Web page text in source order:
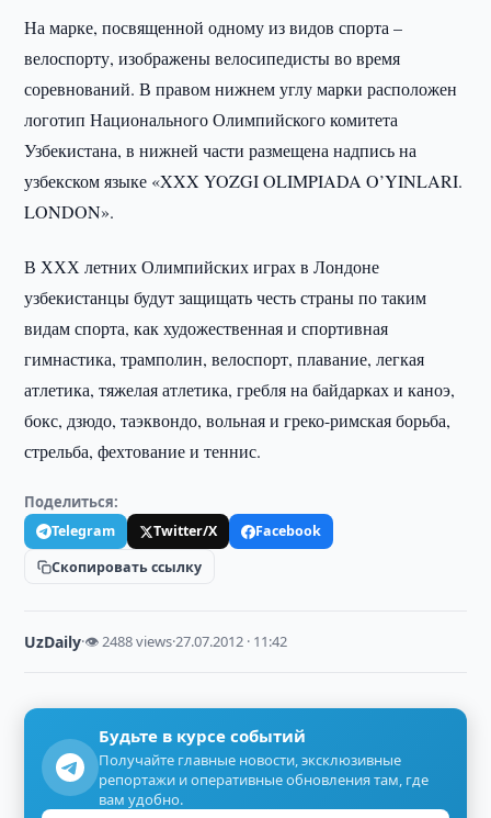
На марке, посвященной одному из видов спорта –
велоспорту, изображены велосипедисты во время
соревнований. В правом нижнем углу марки расположен
логотип Национального Олимпийского комитета
Узбекистана, в нижней части размещена надпись на
узбекском языке «XXX YOZGI OLIMPIADA O’YINLARI.
LONDON».
В ХХХ летних Олимпийских играх в Лондоне
узбекистанцы будут защищать честь страны по таким
видам спорта, как художественная и спортивная
гимнастика, трамполин, велоспорт, плавание, легкая
атлетика, тяжелая атлетика, гребля на байдарках и каноэ,
бокс, дзюдо, таэквондо, вольная и греко-римская борьба,
стрельба, фехтование и теннис.
Поделиться:
Telegram Twitter/X
Facebook
Скопировать ссылку
UzDaily·👁 2488 views·27.07.2012 · 11:42
Будьте в курсе событий
Получайте главные новости, эксклюзивные
репортажи и оперативные обновления там, где
вам удобно.